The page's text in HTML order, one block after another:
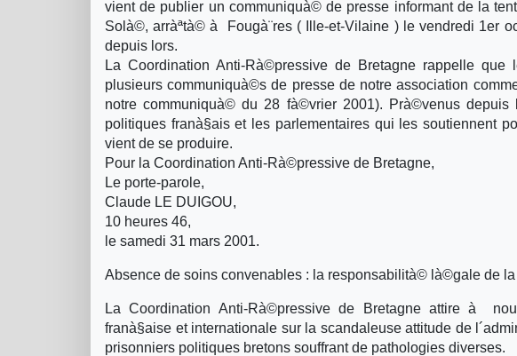
vient de publier un communiquà© de presse informant de la
Solà©, arràªtà© à Fougà¨res ( Ille-et-Vilaine ) le vendredi 1er
depuis lors.
La Coordination Anti-Rà©pressive de Bretagne rappelle
plusieurs communiquà©s de presse de notre association
notre communiquà© du 28 fà©vrier 2001). Prà©venus
politiques franà§ais et les parlementaires qui les soutiennent
vient de se produire.
Pour la Coordination Anti-Rà©pressive de Bretagne,
Le porte-parole,
Claude LE DUIGOU,
10 heures 46,
le samedi 31 mars 2001.
Absence de soins convenables : la responsabilità© là©gale de
La Coordination Anti-Rà©pressive de Bretagne attire à
franà§aise et internationale sur la scandaleuse attitude de
prisonniers politiques bretons souffrant de pathologies diverses.